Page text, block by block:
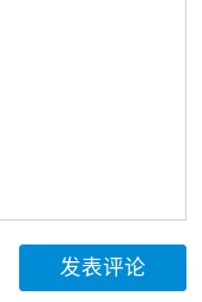
发表评论